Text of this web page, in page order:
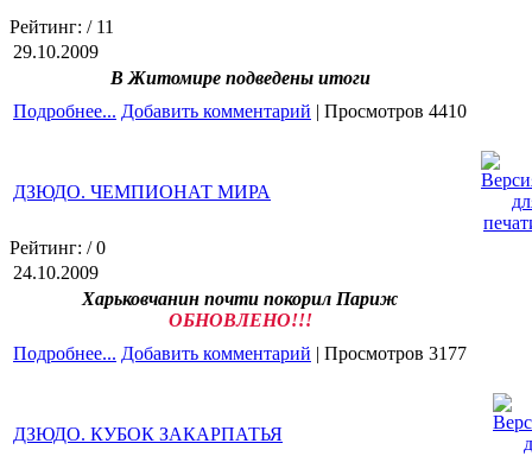
Рейтинг: / 11
29.10.2009
В Житомире подведены итоги
Подробнее... Добавить комментарий | Просмотров 4410
ДЗЮДО. ЧЕМПИОНАТ МИРА
Рейтинг: / 0
24.10.2009
Харьковчанин почти покорил Париж
ОБНОВЛЕНО!!!
Подробнее... Добавить комментарий | Просмотров 3177
ДЗЮДО. КУБОК ЗАКАРПАТЬЯ